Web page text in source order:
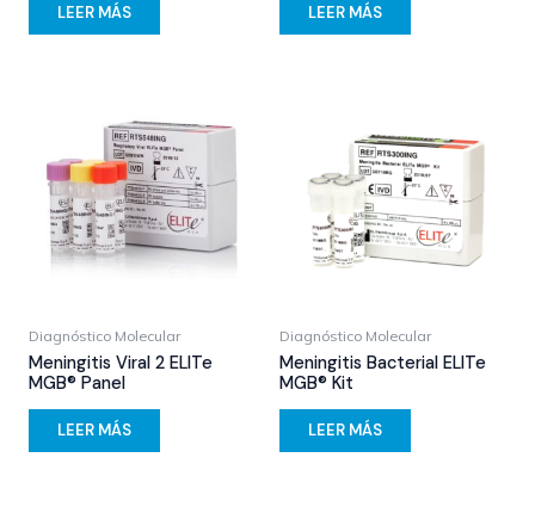
LEER MÁS LEER MÁS
Diagnóstico Molecular
Meningitis Viral 2 ELITe
MGB® Panel
LEER MÁS
Diagnóstico Molecular
Meningitis Bacterial ELITe
MGB® Kit
LEER MÁS